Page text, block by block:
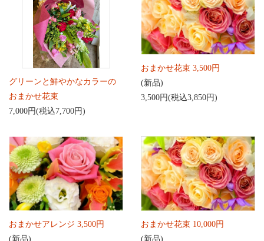
グリーンと鮮やかなカラーの
おまかせ花束
7,000円(税込7,700円)
おまかせ花束 3,500円
(新品)
3,500円(税込3,850円)
おまかせアレンジ 3,500円
(新品)
おまかせ花束 10,000円
(新品)